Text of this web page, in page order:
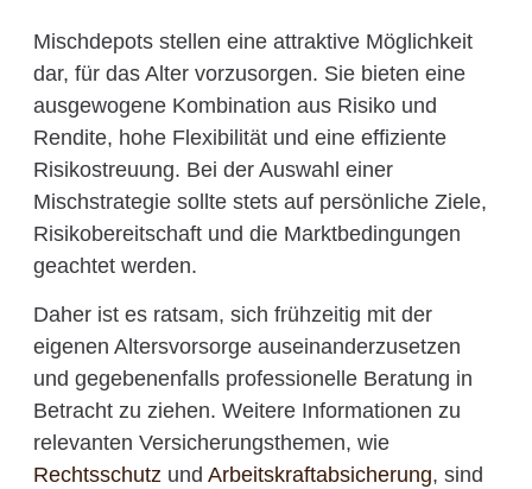
Mischdepots stellen eine attraktive Möglichkeit
dar, für das Alter vorzusorgen. Sie bieten eine
ausgewogene Kombination aus Risiko und
Rendite, hohe Flexibilität und eine effiziente
Risikostreuung. Bei der Auswahl einer
Mischstrategie sollte stets auf persönliche Ziele,
Risikobereitschaft und die Marktbedingungen
geachtet werden.
Daher ist es ratsam, sich frühzeitig mit der
eigenen Altersvorsorge auseinanderzusetzen
und gegebenenfalls professionelle Beratung in
Betracht zu ziehen. Weitere Informationen zu
relevanten Versicherungsthemen, wie
Rechtsschutzund Arbeitskraftabsicherung, sind